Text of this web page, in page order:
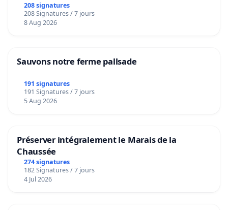
208 signatures
208 Signatures / 7 jours
8 Aug 2026
Sauvons notre ferme pallsade
191 signatures
191 Signatures / 7 jours
5 Aug 2026
Préserver intégralement le Marais de la
Chaussée
274 signatures
182 Signatures / 7 jours
4 Jul 2026